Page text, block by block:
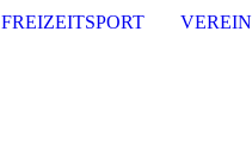
FREIZEITSPORT VEREIN